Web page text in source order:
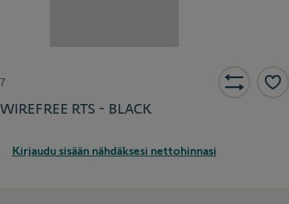
RTS - BLACK
Kirjaudu sisään nähdäksesi nettohinnasi